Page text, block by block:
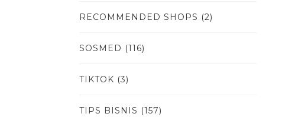
RECOMMENDED SHOPS (2)
SOSMED (116)
TIKTOK (3)
TIPS BISNIS (157)